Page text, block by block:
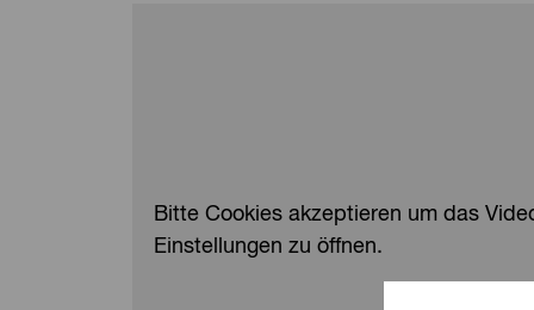
Bitte Cookies akzeptieren um das
Einstellungen zu öffnen.